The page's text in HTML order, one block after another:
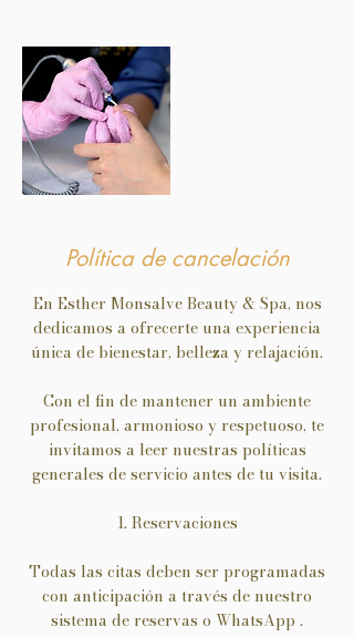
Política de cancelación
En Esther Monsalve Beauty & Spa, nos
dedicamos a ofrecerte una experiencia
única de bienestar, belleza y relajación.
Con el fin de mantener un ambiente
profesional, armonioso y respetuoso, te
invitamos a leer nuestras políticas
generales de servicio antes de tu visita.
1. Reservaciones
Todas las citas deben ser programadas
con anticipación a través de nuestro
sistema de reservas o WhatsApp .